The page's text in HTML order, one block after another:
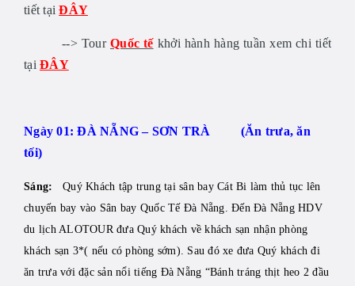
tiết tạiĐÂY
--> Tour Quốc tế khởi hành hàng tuần xem chi tiết
tại ĐÂY
Ngày 01: ĐÀ NẴNG – SƠN TRÀ (Ăn trưa, ăn
tối)
Sáng: Quý Khách tập trung tại sân bay Cát Bi làm thủ tục lên
chuyến bay vào Sân bay Quốc Tế Đà Nẵng. Đến Đà Nẵng HDV
du lịch ALOTOUR đưa Quý khách về khách sạn nhận phòng
khách sạn 3*( nếu có phòng sớm). Sau đó xe đưa Quý khách đi
ăn trưa với đặc sản nổi tiếng Đà Nẵng “Bánh tráng thịt heo 2 đầu